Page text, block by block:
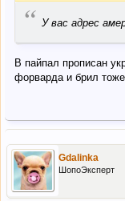
“ У вас адрес
В пайпал прописан
форварда и брил
Gdalinka
ШопоЭксперт